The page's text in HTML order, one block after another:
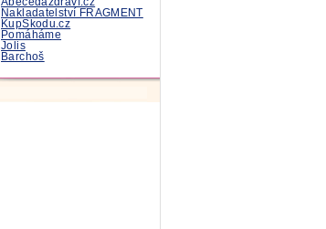
Nakladatelství FRAGMENT
KupSkodu.cz
Pomáháme
Jolis
Barchoš